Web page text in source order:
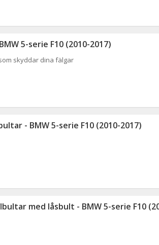
5-serie F10 (2010-2017)
skyddar dina fälgar
- BMW 5-serie F10 (2010-2017)
med låsbult - BMW 5-serie F10